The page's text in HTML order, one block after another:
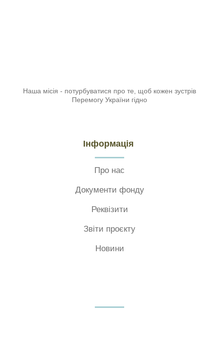
Наша місія - потурбуватися про те, щоб кожен зустрів
Перемогу України гідно
Інформація
Про нас
Документи фонду
Реквізити
Звіти проєкту
Новини